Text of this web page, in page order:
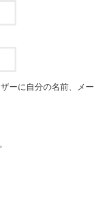
ーに自分の名前、メー